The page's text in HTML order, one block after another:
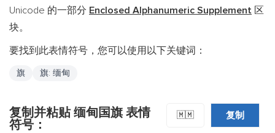
Unicode 的一部分 Enclosed Alphanumeric Supplement 区
块。
要找到此表情符号，您可以使用以下关键词：
旗 旗: 缅甸
复制并粘贴 缅甸国旗 表情
符号：
🇲🇲 复制